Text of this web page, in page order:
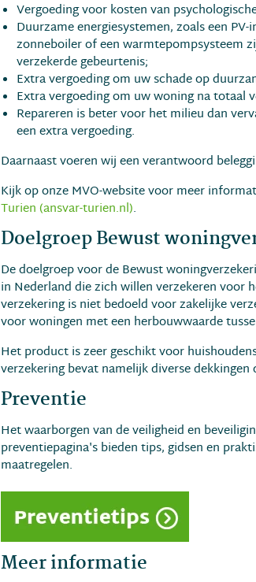
Vergoeding voor kosten van
Duurzame energiesystemen, zoals een
zonneboiler of een warmtepompsysteem
verzekerde gebeurtenis;
Extra vergoeding om uw schade op
Extra vergoeding om uw woning na totaal
Repareren is beter voor het milieu dan
een extra vergoeding.
Daarnaast voeren wij een verantwoord
Kijk op onze MVO-website voor meer
Turien (ansvar-turien.nl).
Doelgroep Bewust
De doelgroep voor de Bewust
in Nederland die zich willen verzekeren voor
verzekering is niet bedoeld voor zakelijke
voor woningen met een herbouwwaarde
Het product is zeer geschikt voor
verzekering bevat namelijk diverse dekkingen
Preventie
Het waarborgen van de veiligheid en
preventiepagina's bieden tips, gidsen en
maatregelen.
Meer informatie